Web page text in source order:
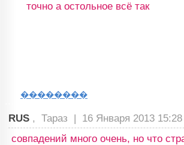
точно а остольное всё так
��������
RUS , Тараз | 16 Января 2013 15:28
совпадений много очень, но что